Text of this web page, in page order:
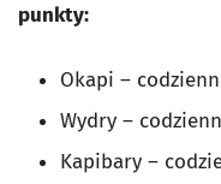
punkty:
Okapi –
Wydry –
Kapibary –